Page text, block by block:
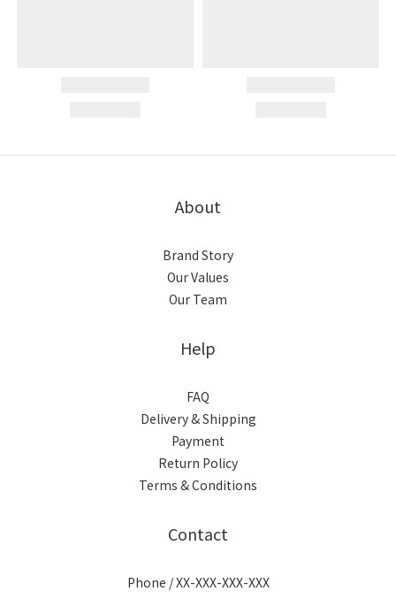
About
Brand Story
Our Values
Our Team
Help
FAQ
Delivery & Shipping
Payment
Return Policy
Terms & Conditions
Contact
Phone / XX-XXX-XXX-XXX